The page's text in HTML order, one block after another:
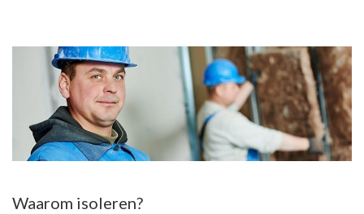
Waarom isoleren?